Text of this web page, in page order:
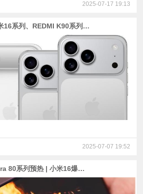
2025-07-17 19:13
小米11U的味道，小米16系列、REDMI K90系列爆料 | 8300mAh电池？荣耀X70真机曝光
2025-07-07 19:52
高动态录像，华为Pura 80系列预热 | 小米16爆料：豪威OV50Q主摄+JN5直立长焦